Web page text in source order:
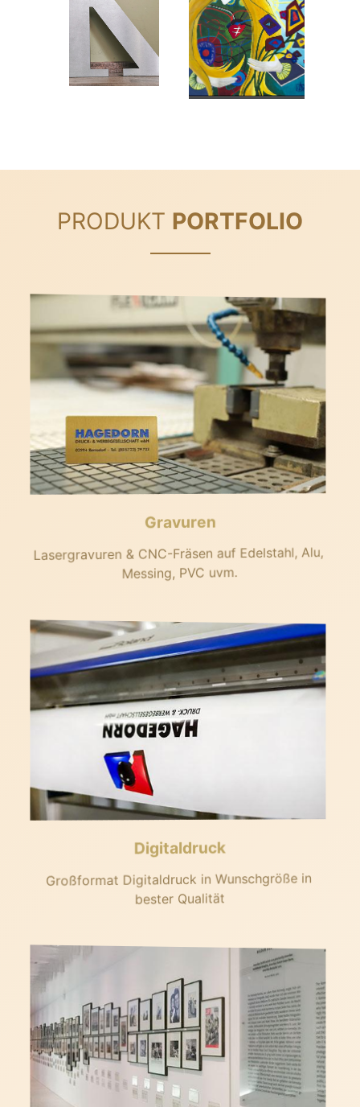
PRODUKT PORTFOLIO
Gravuren
Lasergravuren & CNC-Fräsen auf Edelstahl, Alu,
Messing, PVC uvm.
Digitaldruck
Großformat Digitaldruck in Wunschgröße in
bester Qualität